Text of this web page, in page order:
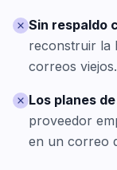
Sin respaldo
reconstruir la
correos viejos.
Los planes
proveedor
en un correo